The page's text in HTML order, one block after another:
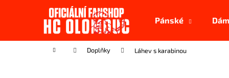
Pánské
Domů Doplňky Láhev s karabinou
í
Zpět
do
Zpět
do